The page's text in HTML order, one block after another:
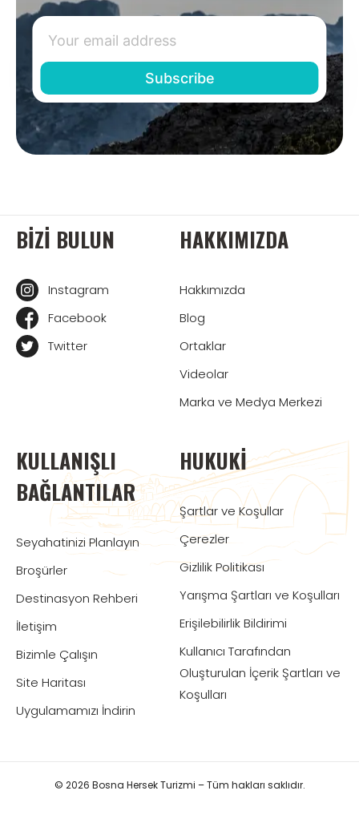
BIZI BULUN
Instagram
Facebook
Twitter
HAKKIMIZDA
Hakkımızda
Blog
Ortaklar
Videolar
Marka ve Medya Merkezi
KULLANIŞLI
BAĞLANTILAR
Seyahatinizi Planlayın
Broşürler
Destinasyon Rehberi
İletişim
Bizimle Çalışın
Site Haritası
Uygulamamızı İndirin
HUKUKI
Şartlar ve Koşullar
Çerezler
Gizlilik Politikası
Yarışma Şartları ve Koşulları
Erişilebilirlik Bildirimi
Kullanıcı Tarafından
Oluşturulan İçerik Şartları ve
Koşulları
© 2026 Bosna Hersek Turizmi – Tüm hakları saklıdır.